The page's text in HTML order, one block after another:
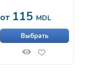
от 115 MDL
Выбрать